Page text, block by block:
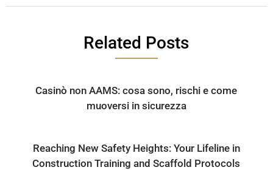
Related Posts
Casinò non AAMS: cosa sono, rischi e come
muoversi in sicurezza
Reaching New Safety Heights: Your Lifeline in
Construction Training and Scaffold Protocols